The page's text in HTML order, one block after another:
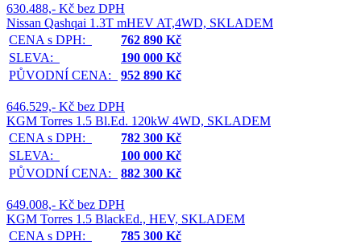
630.488,- Kč bez DPH
Nissan Qashqai 1.3T mHEV AT,4WD, SKLADEM
CENA s DPH:
762 890 Kč
SLEVA:
190 000 Kč
PŮVODNÍ CENA:
952 890 Kč
646.529,- Kč bez DPH
KGM Torres 1.5 Bl.Ed. 120kW 4WD, SKLADEM
CENA s DPH:
782 300 Kč
SLEVA:
100 000 Kč
PŮVODNÍ CENA:
882 300 Kč
649.008,- Kč bez DPH
KGM Torres 1.5 BlackEd., HEV, SKLADEM
CENA s DPH:
785 300 Kč